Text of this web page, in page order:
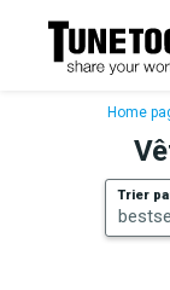
Home
Trier